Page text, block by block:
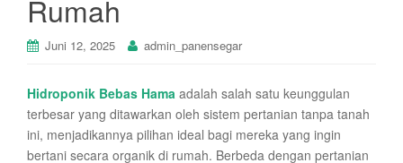
Rumah
Juni 12, 2025 admin_panensegar
Hidroponik Bebas Hama adalah salah satu keunggulan
terbesar yang ditawarkan oleh sistem pertanian tanpa tanah
ini, menjadikannya pilihan ideal bagi mereka yang ingin
bertani secara organik di rumah. Berbeda dengan pertanian